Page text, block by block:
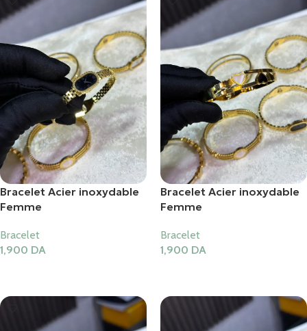
Bracelet Acier inoxydable
Femme
Bracelet
1,900 DA
Bracelet Acier inoxydable
Femme
Bracelet
1,900 DA